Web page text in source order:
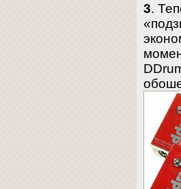
3.